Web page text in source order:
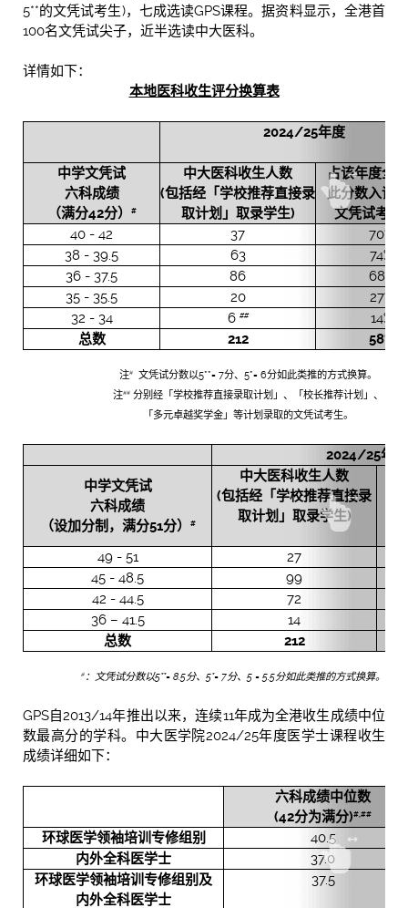
5**的文凭试考生)，七成选读GPS课程。据资料显示，全港首
100名文凭试尖子，近半选读中大医科。
详情如下：
本地医科收生评分换算表
2024/25年度
中学文凭试
六科成绩
（满分42分） #
中大医科收生人数
(包括经「学校推荐直接录
取计划」取录学生)
占该年度全
此分数入读
文凭试考生
40 - 42
37
70%
38 - 39.5
63
74%
36 - 37.5
86
68%
35 - 35.5
20
27%
32 - 34
6 ##
14%
总数
212 58%
注#文凭试分数以5**= 7分、5*= 6分如此类推的方式换算。
注##分别经「学校推荐直接录取计划」、「校长推荐计划」、
「多元卓越奖学金」等计划录取的文凭试考生。
2024/25年度
中学文凭试
六科成绩
（设加分制，满分51分） #
中大医科收生人数
(包括经「学校推荐直接录
取计划」取录学生)
49 - 51
27
45 - 48.5
99
42 - 44.5
72
36 – 41.5
14
总数
212
# ：文凭试分数以5**= 8.5分、 5*= 7分、 5 = 5.5分如此类推的方式换算。
GPS自2013/14年推出以来，连续11年成为全港收生成绩中位
数最高分的学科。中大医学院2024/25年度医学士课程收生
成绩详细如下：
六科成绩中位数
(42分为满分)#,##
环球医学领袖培训专修组别
40.5
内外全科医学士
37.0
环球医学领袖培训专修组别 及
内外全科医学士
37.5